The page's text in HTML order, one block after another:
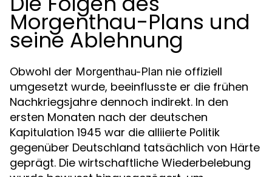
Morgenthau-Plans und
seine Ablehnung
Obwohl der Morgenthau-Plan nie offiziell
umgesetzt wurde, beeinflusste er die frühen
Nachkriegsjahre dennoch indirekt. In den
ersten Monaten nach der deutschen
Kapitulation 1945 war die alliierte Politik
gegenüber Deutschland tatsächlich von Härte
geprägt. Die wirtschaftliche Wiederbelebung